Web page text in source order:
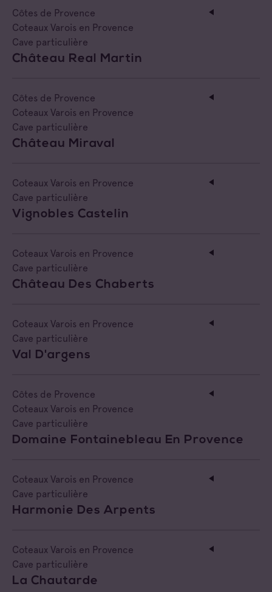
Côtes de Provence Sainte Victoire
Négociant Local
Côtes de Provence
Coteaux Varois en Provence
Cave particulière
Château Real Martin
Côtes de Provence
Coteaux Varois en Provence
Cave particulière
Château Miraval
Coteaux Varois en Provence
Cave particulière
Vignobles Castelin
Coteaux Varois en Provence
Cave particulière
Château Des Chaberts
Coteaux Varois en Provence
Cave particulière
Val D'argens
Côtes de Provence
Coteaux Varois en Provence
Cave particulière
Domaine Fontainebleau En Provence
Coteaux Varois en Provence
Cave particulière
Harmonie Des Arpents
Coteaux Varois en Provence
Cave particulière
La Chautarde